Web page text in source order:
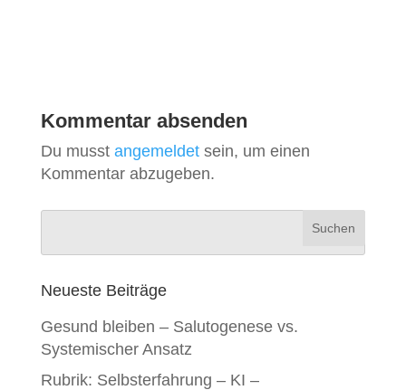
Kommentar absenden
Du musst angemeldetsein, um einen
Kommentar abzugeben.
Neueste Beiträge
Gesund bleiben – Salutogenese vs.
Systemischer Ansatz
Rubrik: Selbsterfahrung – KI –